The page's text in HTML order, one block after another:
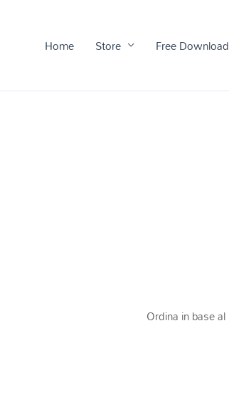
Home Store Free Download